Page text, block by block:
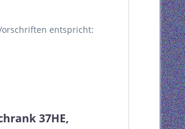
entspricht:
37HE,